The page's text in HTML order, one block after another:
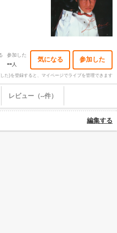
参加した
--人
気になる 参加した
た)を登録すると、マイページでライブを管理できます
レビュー（--件）
編集する